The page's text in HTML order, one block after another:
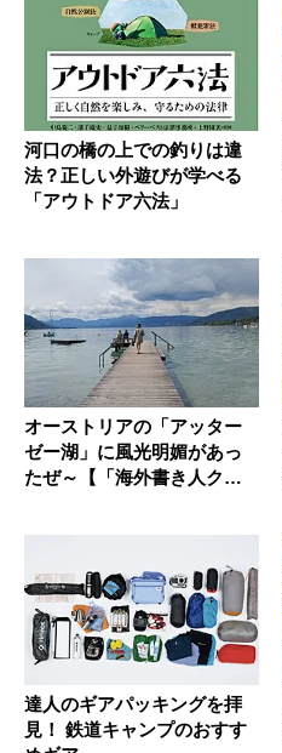
河口の橋の上での釣りは違
法？正しい外遊びが学べる
「アウトドア六法」
オーストリアの「アッター
ゼー湖」に風光明媚があっ
たぜ～【「海外書き人クラ
達人のギアパッキングを拝
見！ 鉄道キャンプのおすす